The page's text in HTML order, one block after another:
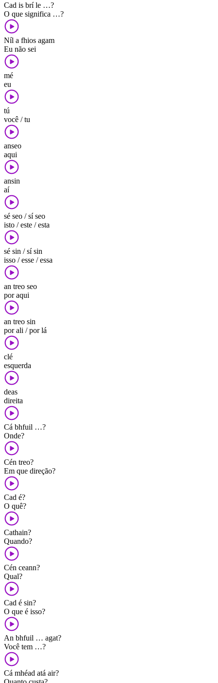
Cad is brí le …?
O que significa …?
Níl a fhios agam
Eu não sei
mé
eu
tú
você / tu
anseo
aqui
ansin
aí
sé seo / sí seo
isto / este / esta
sé sin / sí sin
isso / esse / essa
an treo seo
por aqui
an treo sin
por ali / por lá
clé
esquerda
deas
direita
Cá bhfuil …?
Onde?
Cén treo?
Em que direção?
Cad é?
O quê?
Cathain?
Quando?
Cén ceann?
Qual?
Cad é sin?
O que é isso?
An bhfuil … agat?
Você tem …?
Cá mhéad atá air?